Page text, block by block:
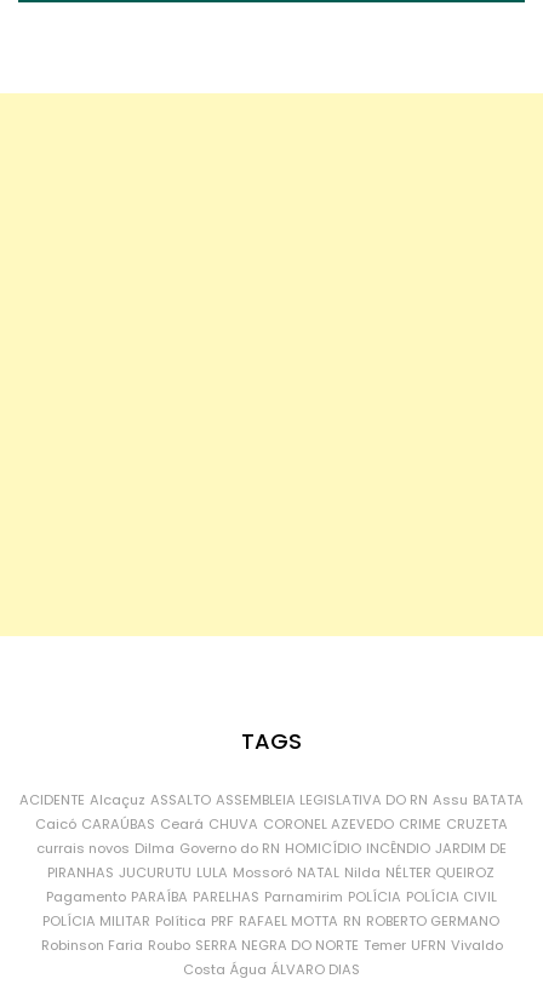
TAGS
ACIDENTE Alcaçuz ASSALTO ASSEMBLEIA LEGISLATIVA DO RN Assu BATATA
Caicó CARAÚBAS Ceará CHUVA CORONEL AZEVEDO CRIME CRUZETA
currais novos Dilma Governo do RN HOMICÍDIO INCÊNDIO JARDIM DE
PIRANHAS JUCURUTU LULA Mossoró NATAL Nilda NÉLTER QUEIROZ
Pagamento PARAÍBA PARELHAS Parnamirim POLÍCIA POLÍCIA CIVIL
POLÍCIA MILITAR Política PRF RAFAEL MOTTA RN ROBERTO GERMANO
Robinson Faria Roubo SERRA NEGRA DO NORTE Temer UFRN Vivaldo
Costa Água ÁLVARO DIAS